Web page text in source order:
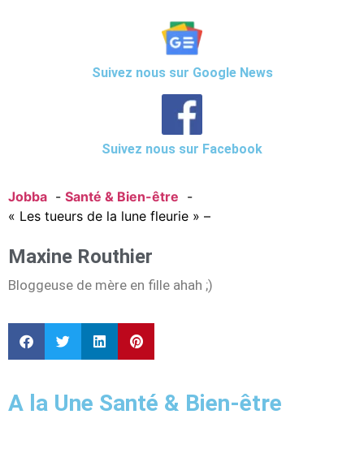
Suivez nous sur Google News
Suivez nous sur Facebook
Jobba
Santé & Bien-être
« Les tueurs de la lune fleurie » –
Maxine Routhier
Bloggeuse de mère en fille ahah ;)
A la Une Santé & Bien-être